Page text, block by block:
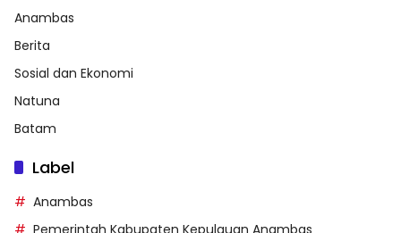
Anambas
Berita
Sosial dan Ekonomi
Natuna
Batam
Label
Anambas